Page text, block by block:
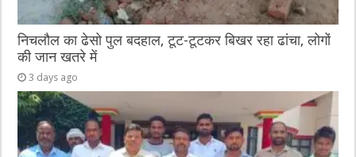
निचलौल का ढेसो पुल बदहाल, टूट-टूटकर बिखर रहा ढांचा, लोगों
की जान खतरे में
3 days ago